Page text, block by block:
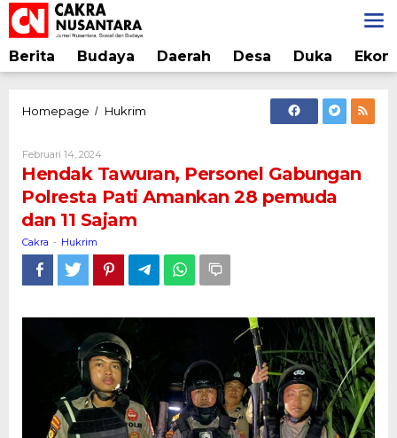
Lewati
ke
konten
Berita Budaya Daerah Desa Duka
Homepage / Hukrim
Polresta
Pati
pemuda
dan
11
Februari 14, 2024Oleh
Cakra
Hendak Tawuran, Personel Gabungan
Polresta Pati Amankan 28 pemuda
dan 11 Sajam
Cakra - Hukrim